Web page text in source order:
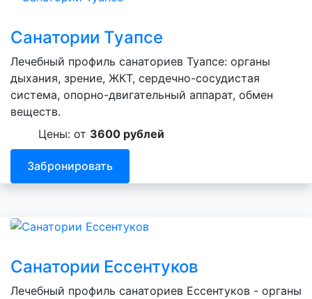
Санатории Туапсе
Лечебный профиль санаториев Туапсе: органы
дыхания, зрение, ЖКТ, сердечно-сосудистая
система, опорно-двигательный аппарат, обмен
веществ.
Цены: от 3600 рублей
Забронировать
Санатории Ессентуков
Лечебный профиль санаториев Ессентуков - органы